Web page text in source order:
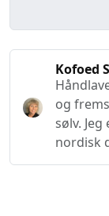
Kofoed
og
sølv.
nordisk